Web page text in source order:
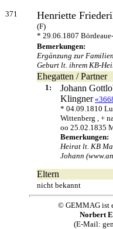
371 Henriette
(F)
* 29.06.1807
Bemerkungen:
Ergänzung zur
Geburt lt. ihrem KB-
Ehegatten / Partner
1:
Johann
Klingner
* 04.09.1810
Wittenberg , +
oo 25.02.1835
Bemerkungen:
Heirat lt. KB
Johann
Eltern
nicht bekannt
© GEMMAG ist
Norbert
(E-Mail: